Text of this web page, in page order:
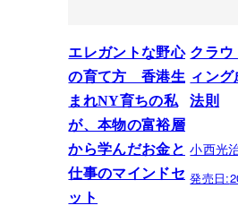
エレガントな野心
の育て方 香港生
まれNY育ちの私
が、本物の富裕層
から学んだお金と
仕事のマインドセ
ット
クラウ
ィン
法則
小西光
発売日: